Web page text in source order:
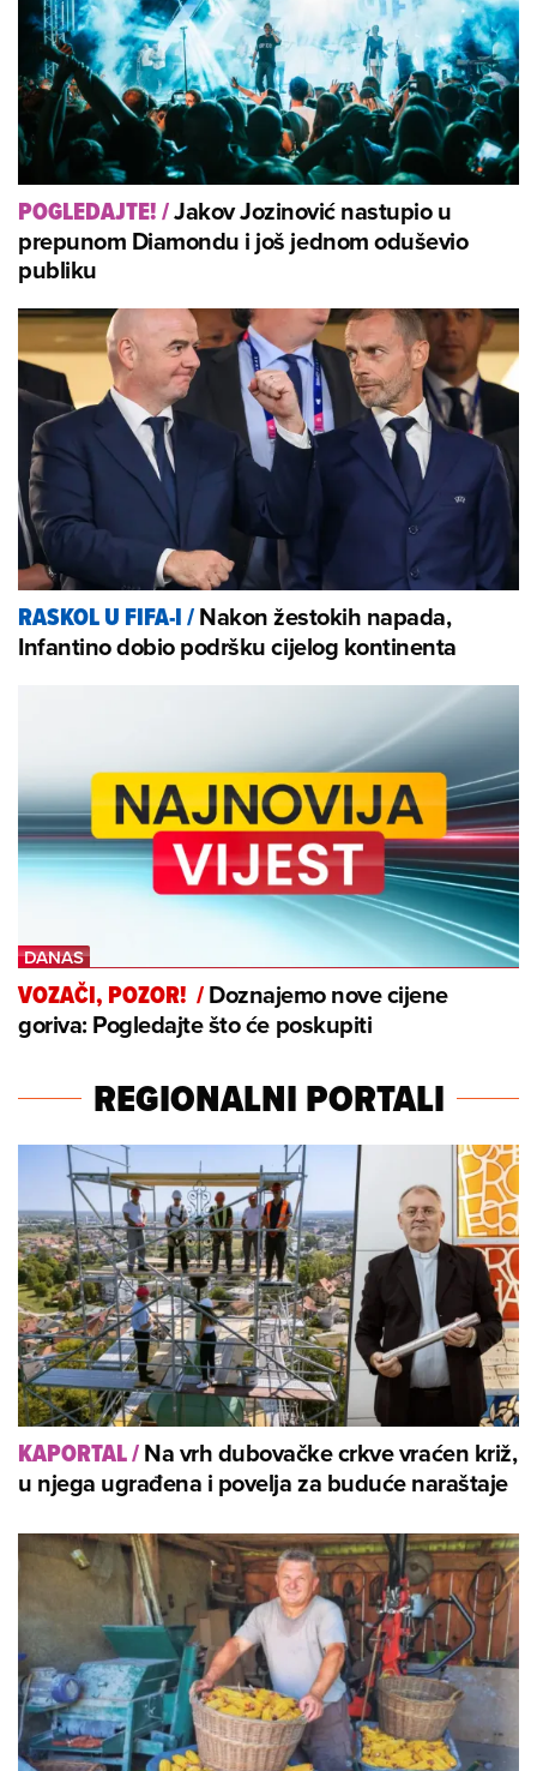
POGLEDAJTE!/Jakov Jozinović nastupio u
prepunom Diamondu i još jednom oduševio
publiku
RASKOL U FIFA-I/Nakon žestokih napada,
Infantino dobio podršku cijelog kontinenta
VOZAČI, POZOR! /Doznajemo nove cijene
goriva: Pogledajte što će poskupiti
REGIONALNI PORTALI
KAPORTAL/Na vrh dubovačke crkve vraćen križ,
u njega ugrađena i povelja za buduće naraštaje